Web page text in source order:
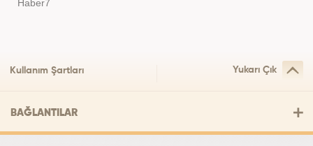
Haber7
Kullanım Şartları Yukarı Çık
BAĞLANTILAR